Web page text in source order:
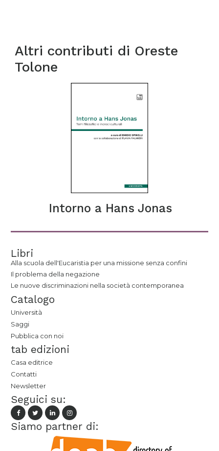
Altri contributi di Oreste
Tolone
Intorno a Hans Jonas
Libri
Alla scuola dell'Eucaristia per una missione senza confini
Il problema della negazione
Le nuove discriminazioni nella società contemporanea
Catalogo
Università
Saggi
Pubblica con noi
tab edizioni
Casa editrice
Contatti
Newsletter
Seguici su:
Siamo partner di: